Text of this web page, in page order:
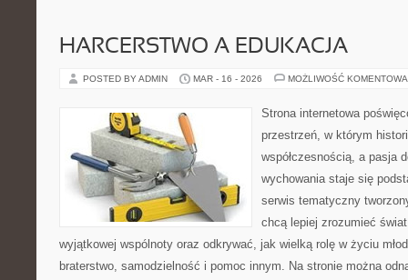
HARCERSTWO A EDUKACJA
POSTED BY ADMIN MAR - 16 - 2026 MOŻLIWOŚĆ
Strona internetowa
przestrzeń, w którym
współczesnością, a pasja
wychowania staje się
serwis tematyczny
chcą lepiej zrozumieć
wyjątkowej wspólnoty oraz odkrywać, jak wielką rolę w życiu
braterstwo, samodzielność i pomoc innym. Na stronie można